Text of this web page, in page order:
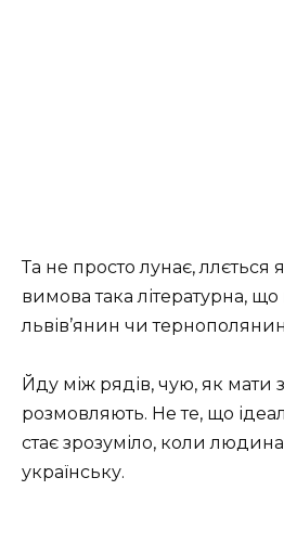
Та не просто лунає, ллється
вимова така літературна,
львів’янин чи
Йду між рядів, чую, як мати
розмовляють. Не те, що
стає зрозуміло, коли
українську.